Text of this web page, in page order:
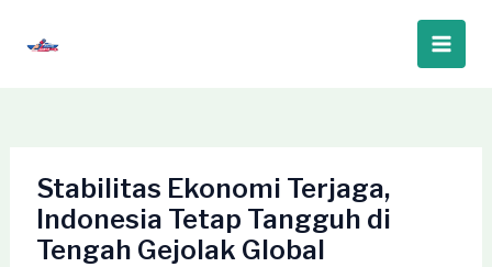
Main
Stabilitas Ekonomi Terjaga,
Indonesia Tetap Tangguh di
Tengah Gejolak Global